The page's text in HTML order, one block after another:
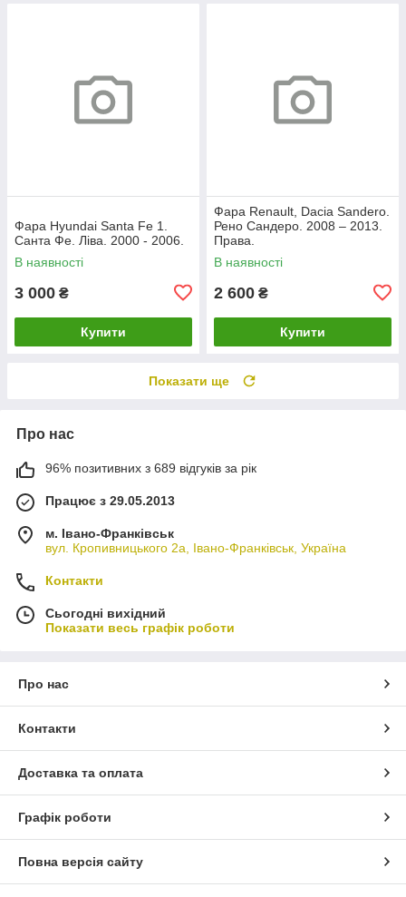
Фара Hyundai Santa Fe 1.
Санта Фе. Ліва. 2000 - 2006.
В наявності
3 000 ₴
Купити
Фара Renault, Dacia Sandero.
Рено Сандеро. 2008 – 2013.
Права.
В наявності
2 600 ₴
Купити
Показати ще
Про нас
96% позитивних з 689 відгуків за рік
Працює з 29.05.2013
м. Івано-Франківськ
вул. Кропивницького 2а, Івано-Франківськ, Україна
Контакти
Сьогодні вихідний
Показати весь графік роботи
Про нас
Контакти
Доставка та оплата
Графік роботи
Повна версія сайту